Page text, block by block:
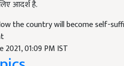
2021, 01:09 PM IST